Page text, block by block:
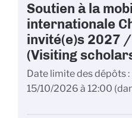
Soutien à la
internationale
invité(e)s 2027
(Visiting
Date limite des dépôts
15/10/2026 à 12:00